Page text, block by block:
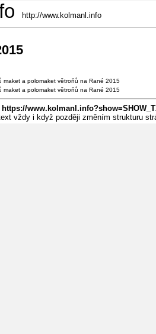
http://www.kolmanl.info
maket a polomaket větroňů na Rané 2015
maket a polomaket větroňů na Rané 2015
https://
vždy i když později změním strukturu